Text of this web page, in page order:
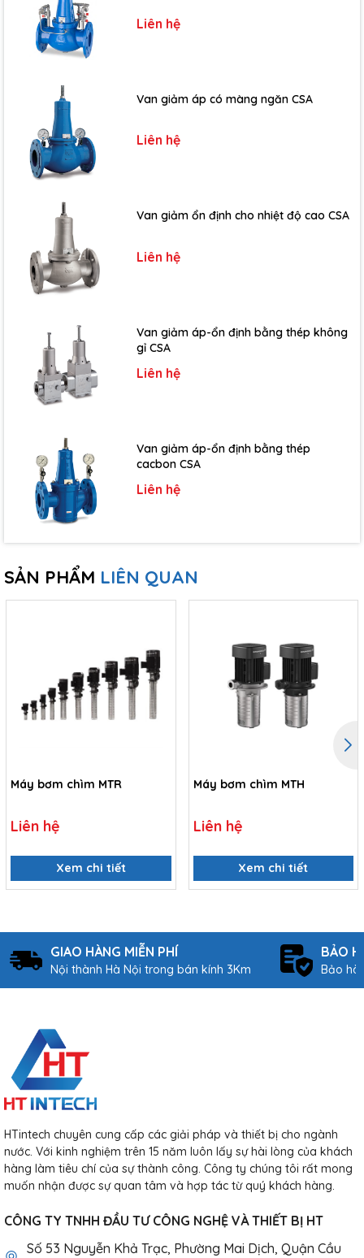
Liên hệ
Van giảm áp có màng ngăn CSA
Liên hệ
Van giảm ổn định cho nhiệt độ cao CSA
Liên hệ
Van giảm áp-ổn định bằng thép không
gỉ CSA
Liên hệ
Van giảm áp-ổn định bằng thép
cacbon CSA
Liên hệ
SẢN PHẨM LIÊN QUAN
Máy bơm chìm MTR
Liên hệ
Xem chi tiết
Máy bơm chìm MTH
Liên hệ
Xem chi tiết
GIAO HÀNG MIỄN PHÍ
Nội thành Hà Nội trong bán kính 3Km
BẢO
Bảo
HTintech chuyên cung cấp các giải pháp và thiết bị cho ngành
nước. Với kinh nghiệm trên 15 năm luôn lấy sự hài lòng của khách
hàng làm tiêu chí của sự thành công. Công ty chúng tôi rất mong
muốn nhận được sự quan tâm và hợp tác từ quý khách hàng.
CÔNG TY TNHH ĐẦU TƯ CÔNG NGHỆ VÀ THIẾT BỊ HT
Số 53 Nguyễn Khả Trạc, Phường Mai Dịch, Quận Cầu